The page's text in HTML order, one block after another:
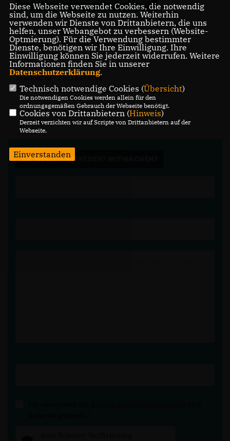
Gunther Krichbaum
Westliche Karl-Friedrich-Straße 104
75172 Pforzheim
Telefon: (0 72 31) 14 00 61
E-Mail:gunther.krichbaum.wk@bundestag.de
SIE WOLLEN MITREDEN? MITMACHEN?
Diese Webseite verwendet Cookies, die notwendig
sind, um die Webseite zu nutzen. Weiterhin
verwenden wir Dienste von Drittanbietern, die uns
helfen, unser Webangebot zu verbessern (Website-
Optmierung). Für die Verwendung bestimmter
Dienste, benötigen wir Ihre Einwilligung. Ihre
Einwilligung können Sie jederzeit widerrufen. Weitere
Informationen finden Sie in unserer
Datenschutzerklärung.
Technisch notwendige Cookies (Übersicht)
Die notwendigen Cookies werden allein für den
ordnungsgemäßen Gebrauch der Webseite benötigt.
Cookies von Drittanbietern (Hinweis)
Derzeit verzichten wir auf Scripte von Drittanbietern auf der
Webseite.
Einverstanden